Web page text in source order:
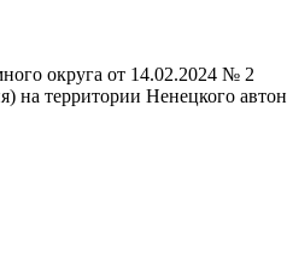
округа от 14.02.2024 № 2
на территории Ненецкого